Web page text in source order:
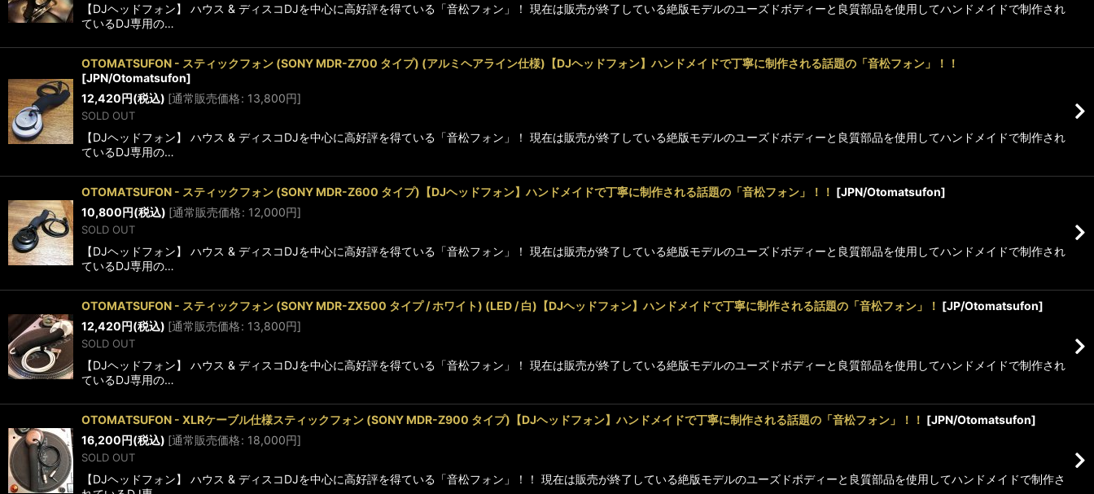
【DJヘッドフォン】 ハウス & ディスコDJを中心に高好評を得ている「音松フォン」！ 現在は販売が終了している絶版モデルのユーズドボディーと良質部品を使用してハンドメイドで制作され
ているDJ専用の…
OTOMATSUFON - スティックフォン (SONY MDR-Z700 タイプ) (アルミヘアライン仕様)【DJヘッドフォン】ハンドメイドで丁寧に制作される話題の「音松フォン」！！
[JPN/Otomatsufon]
12,420円(税込) [通常販売価格: 13,800円]
SOLD OUT
【DJヘッドフォン】 ハウス & ディスコDJを中心に高好評を得ている「音松フォン」！ 現在は販売が終了している絶版モデルのユーズドボディーと良質部品を使用してハンドメイドで制作され
ているDJ専用の…
OTOMATSUFON - スティックフォン (SONY MDR-Z600 タイプ)【DJヘッドフォン】ハンドメイドで丁寧に制作される話題の「音松フォン」！！ [JPN/Otomatsufon]
10,800円(税込) [通常販売価格: 12,000円]
SOLD OUT
【DJヘッドフォン】 ハウス & ディスコDJを中心に高好評を得ている「音松フォン」！ 現在は販売が終了している絶版モデルのユーズドボディーと良質部品を使用してハンドメイドで制作され
ているDJ専用の…
OTOMATSUFON - スティックフォン (SONY MDR-ZX500 タイプ / ホワイト) (LED / 白)【DJヘッドフォン】ハンドメイドで丁寧に制作される話題の「音松フォン」！ [JP/Otomatsufon]
12,420円(税込) [通常販売価格: 13,800円]
SOLD OUT
【DJヘッドフォン】 ハウス & ディスコDJを中心に高好評を得ている「音松フォン」！ 現在は販売が終了している絶版モデルのユーズドボディーと良質部品を使用してハンドメイドで制作され
ているDJ専用の…
OTOMATSUFON - XLRケーブル仕様スティックフォン (SONY MDR-Z900 タイプ)【DJヘッドフォン】ハンドメイドで丁寧に制作される話題の「音松フォン」！！ [JPN/Otomatsufon]
16,200円(税込) [通常販売価格: 18,000円]
SOLD OUT
【DJヘッドフォン】 ハウス & ディスコDJを中心に高好評を得ている「音松フォン」！！ 現在は販売が終了している絶版モデルのユーズドボディーと良質部品を使用してハンドメイドで制作さ